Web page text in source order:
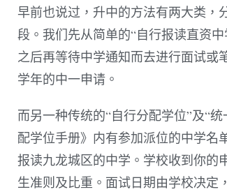
早前也说过，升中的方法有两大类，
段。我们先从简单的“自行报读直资
之后再等待中学通知而去进行面试或
学年的中一申请。
而另一种传统的“自行分配学位”及“
配学位手册》内有参加派位的中学名
报读九龙城区的中学。学校收到你的
生准则及比重。面试日期由学校决定